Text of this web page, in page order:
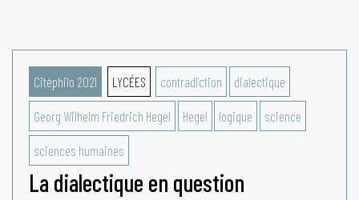
Citéphilo 2021 LYCÉES contradiction dialectique
Georg Wilhelm Friedrich Hegel Hegel logique science
sciences humaines
La dialectique en question